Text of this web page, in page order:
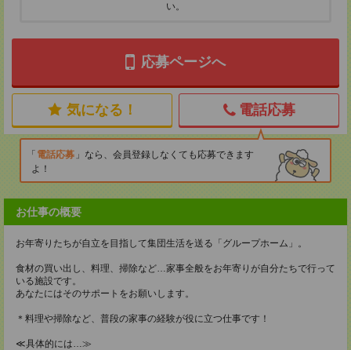
い。
応募ページへ
気になる！ 電話応募
電話応募
なら、会員登録しなくても応募できます
よ！
お仕事の概要
お年寄りたちが自立を目指して集団生活を送る「グループホーム」。
食材の買い出し、料理、掃除など…家事全般をお年寄りが自分たちで行って
いる施設です。
あなたにはそのサポートをお願いします。
＊料理や掃除など、普段の家事の経験が役に立つ仕事です！
≪具体的には…≫